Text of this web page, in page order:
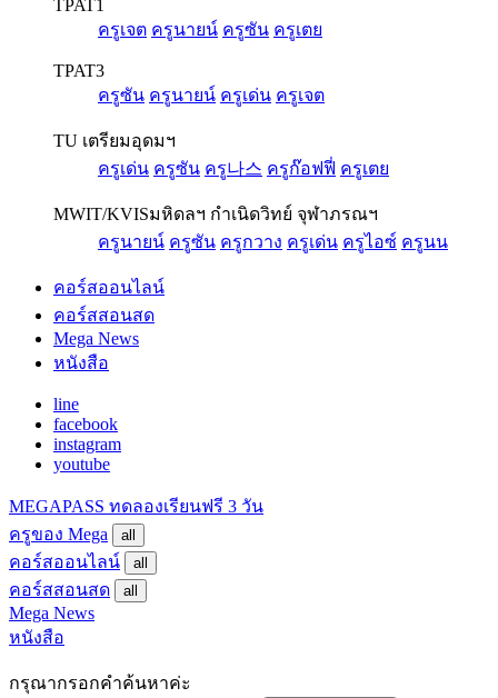
TPAT1
ครูเจต ครูนายน์ ครูซัน ครูเตย
TPAT3
ครูซัน ครูนายน์ ครูเด่น ครูเจต
TU เตรียมอุดมฯ
ครูเด่น ครูซัน ครู나스 ครูก๊อฟฟี่ ครูเตย
MWIT/KVISมหิดลฯ กำเนิดวิทย์ จุฬาภรณฯ
ครูนายน์ ครูซัน ครูกวาง ครูเด่น ครูไอซ์ ครูนน
คอร์สออนไลน์
คอร์สสอนสด
Mega News
หนังสือ
line
facebook
instagram
youtube
MEGAPASS ทดลองเรียนฟรี 3 วัน
ครูของ Mega
all
คอร์สออนไลน์ all
คอร์สสอนสด all
Mega News
หนังสือ
กรุณากรอกคำค้นหาค่ะ